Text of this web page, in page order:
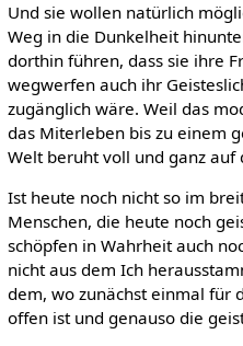
Und sie wollen natürlich
Weg in die Dunkelheit
dorthin führen, dass sie ihre
wegwerfen auch ihr
zugänglich wäre. Weil das
das Miterleben bis zu einem
Welt beruht voll und ganz auf
Ist heute noch nicht so im
Menschen, die heute noch
schöpfen in Wahrheit auch
nicht aus dem Ich
dem, wo zunächst einmal für
offen ist und genauso die